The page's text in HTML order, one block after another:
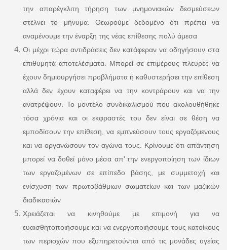
την απαρέγκλιτη τήρηση των μνημονιακών δεσμεύσεων
στέλνει το μήνυμα. Θεωρούμε δεδομένο ότι πρέπει να
αναμένουμε την έναρξη της νέας επίθεσης πολύ άμεσα
Οι μέχρι τώρα αντιδράσεις δεν κατάφεραν να οδηγήσουν στα
επιθυμητά αποτελέσματα. Μπορεί σε επιμέρους πλευρές να
έχουν δημιουργήσει προβλήματα ή καθυστερήσει την επίθεση
αλλά δεν έχουν καταφέρει να την κοντράρουν και να την
ανατρέψουν. Το μοντέλο συνδικαλισμού που ακολουθήθηκε
τόσα χρόνια και οι εκφραστές του δεν είναι σε θέση να
εμποδίσουν την επίθεση, να εμπνεύσουν τους εργαζόμενους
και να οργανώσουν τον αγώνα τους. Κρίνουμε ότι απάντηση
μπορεί να δοθεί μόνο μέσα απ’ την ενεργοποίηση των ίδιων
των εργαζομένων σε επίπεδο βάσης, με συμμετοχή και
ενίσχυση των πρωτοβάθμιων σωματείων και των μαζικών
διαδικασιών
Χρειάζεται να κινηθούμε με επιμονή για να
ευαισθητοποιήσουμε και να ενεργοποιήσουμε τους κατοίκους
των περιοχών που εξυπηρετούνται από τις μονάδες υγείας